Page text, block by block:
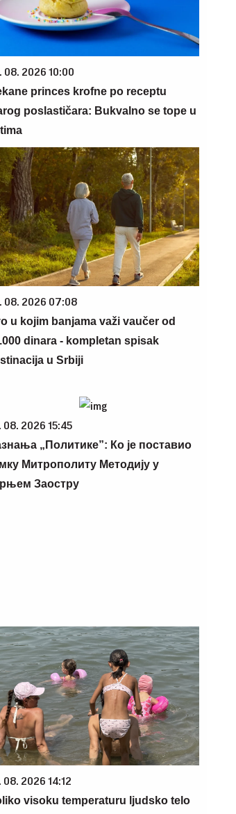
08. 2026 10:00
princes krofne po receptu
poslastičara: Bukvalno se tope u
08. 2026 07:08
u kojim banjama važi vaučer od
dinara - kompletan spisak
u Srbiji
08. 2026 15:45
„Политике”: Ко је поставио
Митрополиту Методију у
Заостру
08. 2026 14:12
visoku temperaturu ljudsko telo